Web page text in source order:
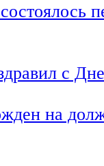
с
на